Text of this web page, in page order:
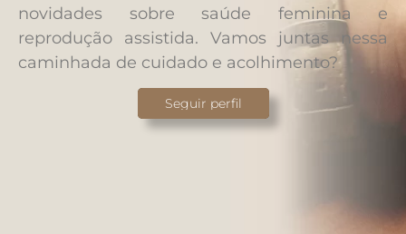
novidades sobre saúde feminina e
reprodução assistida. Vamos juntas nessa
caminhada de cuidado e acolhimento?
Seguir perfil